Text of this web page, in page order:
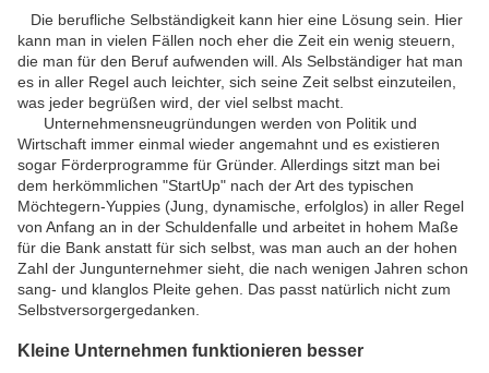
Die berufliche Selbständigkeit kann hier eine Lösung sein. Hier
kann man in vielen Fällen noch eher die Zeit ein wenig steuern,
die man für den Beruf aufwenden will. Als Selbständiger hat man
es in aller Regel auch leichter, sich seine Zeit selbst einzuteilen,
was jeder begrüßen wird, der viel selbst macht.
Unternehmensneugründungen werden von Politik und
Wirtschaft immer einmal wieder angemahnt und es existieren
sogar Förderprogramme für Gründer. Allerdings sitzt man bei
dem herkömmlichen "StartUp" nach der Art des typischen
Möchtegern-Yuppies (Jung, dynamische, erfolglos) in aller Regel
von Anfang an in der Schuldenfalle und arbeitet in hohem Maße
für die Bank anstatt für sich selbst, was man auch an der hohen
Zahl der Jungunternehmer sieht, die nach wenigen Jahren schon
sang- und klanglos Pleite gehen. Das passt natürlich nicht zum
Selbstversorgergedanken.
Kleine Unternehmen funktionieren besser